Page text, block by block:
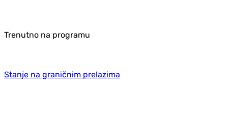
Trenutno na programu
Stanje na graničnim prelazima